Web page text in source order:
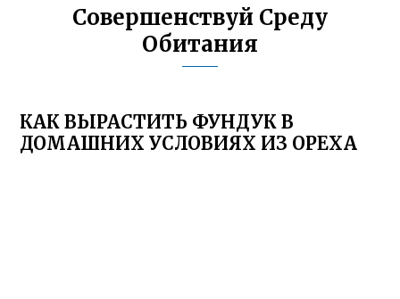
Совершенствуй Среду
Обитания
КАК ВЫРАСТИТЬ ФУНДУК В
ДОМАШНИХ УСЛОВИЯХ ИЗ ОРЕХА